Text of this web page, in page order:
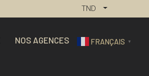
TND
NOS AGENCES FRANÇAIS ▼